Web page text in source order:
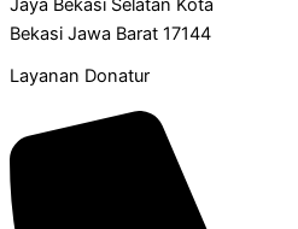
Jaya Bekasi Selatan Kota
Bekasi Jawa Barat 17144
Layanan Donatur